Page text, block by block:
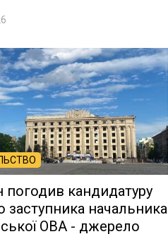
погодив кандидатуру
заступника начальника
ОВА - джерело